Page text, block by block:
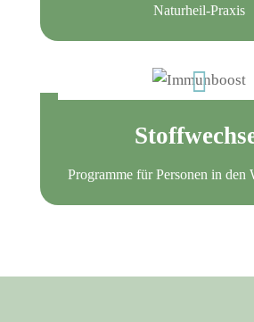
Naturheil-Praxis

Programme für Personen in den